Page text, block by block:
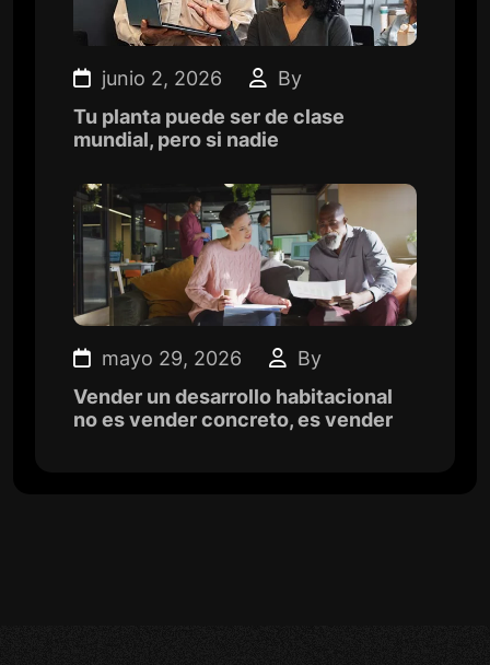
junio 2, 2026
By
Tu planta puede ser de clase
mundial, pero si nadie
mayo 29, 2026
By
Vender un desarrollo habitacional
no es vender concreto, es vender